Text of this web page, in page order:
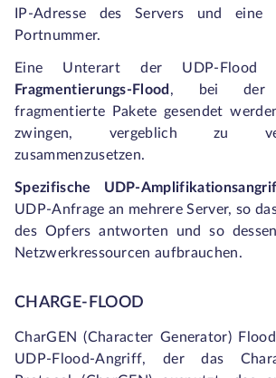
IP-Adresse des Servers und eine
Portnummer.
Eine Unterart der UDP-
Fragmentierungs-Flood , bei der
fragmentierte Pakete gesendet
zwingen, vergeblich zu
zusammenzusetzen.
Spezifische UDP-
UDP-Anfrage an mehrere Server, so
des Opfers antworten und so
Netzwerkressourcen aufbrauchen.
CHARGE-FLOOD
CharGEN (Character Generator)
UDP-Flood-Angriff, der das